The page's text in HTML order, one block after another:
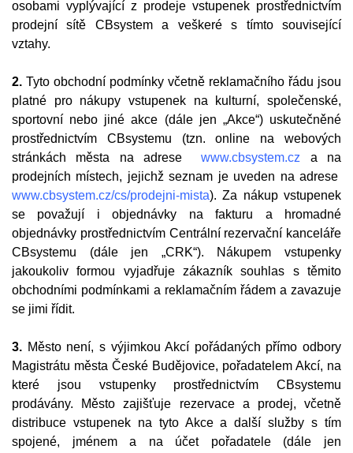
osobami vyplývající z prodeje vstupenek prostřednictvím
prodejní sítě CBsystem a veškeré s tímto související
vztahy.
2. Tyto obchodní podmínky včetně reklamačního řádu jsou
platné pro nákupy vstupenek na kulturní, společenské,
sportovní nebo jiné akce (dále jen „Akce“) uskutečněné
prostřednictvím CBsystemu (tzn. online na webových
stránkách města na adresewww.cbsystem.cz a na
prodejních místech, jejichž seznam je uveden na adrese
www.cbsystem.cz/cs/prodejni-mista). Za nákup vstupenek
se považují i objednávky na fakturu a hromadné
objednávky prostřednictvím Centrální rezervační kanceláře
CBsystemu (dále jen „CRK“). Nákupem vstupenky
jakoukoliv formou vyjadřuje zákazník souhlas s těmito
obchodními podmínkami a reklamačním řádem a zavazuje
se jimi řídit.
3. Město není, s výjimkou Akcí pořádaných přímo odbory
Magistrátu města České Budějovice, pořadatelem Akcí, na
které jsou vstupenky prostřednictvím CBsystemu
prodávány. Město zajišťuje rezervace a prodej, včetně
distribuce vstupenek na tyto Akce a další služby s tím
spojené, jménem a na účet pořadatele (dále jen